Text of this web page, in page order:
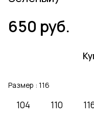
650 руб.
Размер : 116
104 110